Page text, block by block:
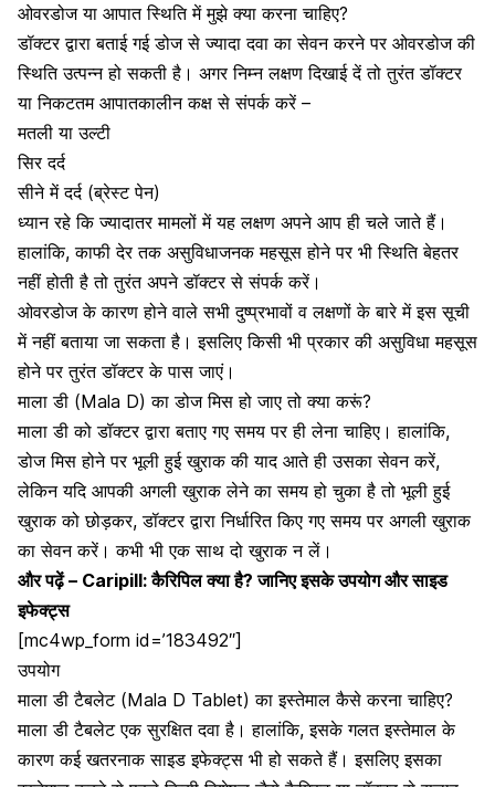
ओवरडोज या आपात स्थिति में मुझे क्या करना चाहिए?
डॉक्टर द्वारा बताई गई डोज से ज्यादा दवा का सेवन करने पर ओवरडोज की
स्थिति उत्पन्न हो सकती है। अगर निम्न लक्षण दिखाई दें तो तुरंत डॉक्टर
या निकटतम आपातकालीन कक्ष से संपर्क करें –
मतली या उल्टी
सिर दर्द
सीने में दर्द (ब्रेस्ट पेन)
ध्यान रहे कि ज्यादातर मामलों में यह लक्षण अपने आप ही चले जाते हैं।
हालांकि, काफी देर तक असुविधाजनक महसूस होने पर भी स्थिति बेहतर
नहीं होती है तो तुरंत अपने डॉक्टर से संपर्क करें।
ओवरडोज के कारण होने वाले सभी दुष्प्रभावों व लक्षणों के बारे में इस सूची
में नहीं बताया जा सकता है। इसलिए किसी भी प्रकार की असुविधा महसूस
होने पर तुरंत डॉक्टर के पास जाएं।
माला डी (Mala D) का डोज मिस हो जाए तो क्या करूं?
माला डी को डॉक्टर द्वारा बताए गए समय पर ही लेना चाहिए। हालांकि,
डोज मिस होने पर भूली हुई खुराक की याद आते ही उसका सेवन करें,
लेकिन यदि आपकी अगली खुराक लेने का समय हो चुका है तो भूली हुई
खुराक को छोड़कर, डॉक्टर द्वारा निर्धारित किए गए समय पर अगली खुराक
का सेवन करें। कभी भी एक साथ दो खुराक न लें।
और पढ़ें – Caripill: कैरिपिल क्या है? जानिए इसके उपयोग और साइड
इफेक्ट्स
[mc4wp_form id=’183492″]
उपयोग
माला डी टैबलेट (Mala D Tablet) का इस्तेमाल कैसे करना चाहिए?
माला डी टैबलेट एक सुरक्षित दवा है। हालांकि, इसके गलत इस्तेमाल के
कारण कई खतरनाक साइड इफेक्ट्स भी हो सकते हैं। इसलिए इसका